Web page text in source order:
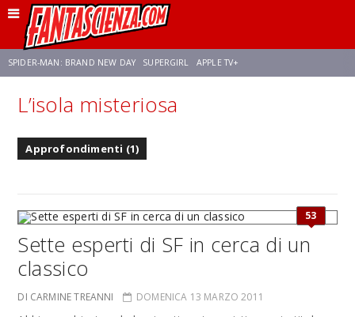
SPIDER-MAN: BRAND NEW DAY SUPERGIRL APPLE TV+
FRANCO RICCIARDIELLO ZENDAYA AVENGERS: DOOMSDAY
L’isola misteriosa
Approfondimenti (1)
53
Sette esperti di SF in cerca di un
classico
DI CARMINE TREANNI DOMENICA 13 MARZO 2011